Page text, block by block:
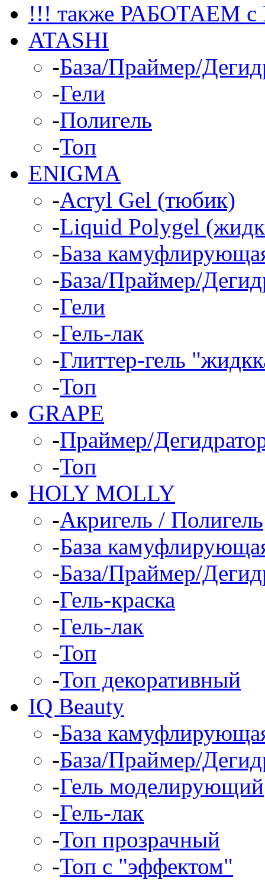
!!! также РАБОТАЕМ
ATASHI
-База/Праймер/
-Гели
-Полигель
-Топ
ENIGMA
-Acryl Gel (тюбик)
-Liquid Polygel
-База
-База/Праймер/
-Гели
-Гель-лак
-Глиттер-гель
-Топ
GRAPE
-Праймер/
-Топ
HOLY MOLLY
-Акригель / Полигель
-База
-База/Праймер/
-Гель-краска
-Гель-лак
-Топ
-Топ декоративный
IQ Beauty
-База
-База/Праймер/
-Гель моделирующий
-Гель-лак
-Топ прозрачный
-Топ с "эффектом"